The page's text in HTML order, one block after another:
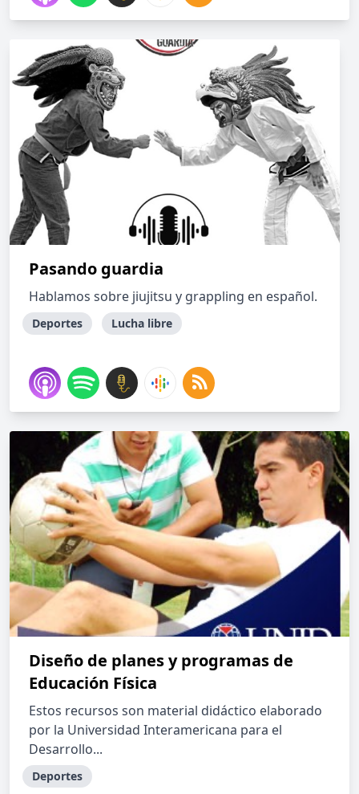
Pasando guardia
Hablamos sobre jiujitsu y grappling en español.
Deportes Lucha libre
Diseño de planes y programas de
Educación Física
Estos recursos son material didáctico elaborado
por la Universidad Interamericana para el
Desarrollo...
Deportes